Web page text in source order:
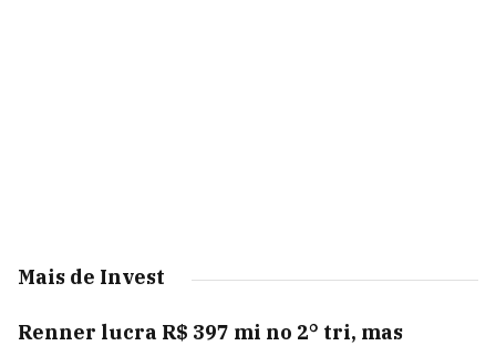
Mais de Invest
Renner lucra R$ 397 mi no 2° tri, mas